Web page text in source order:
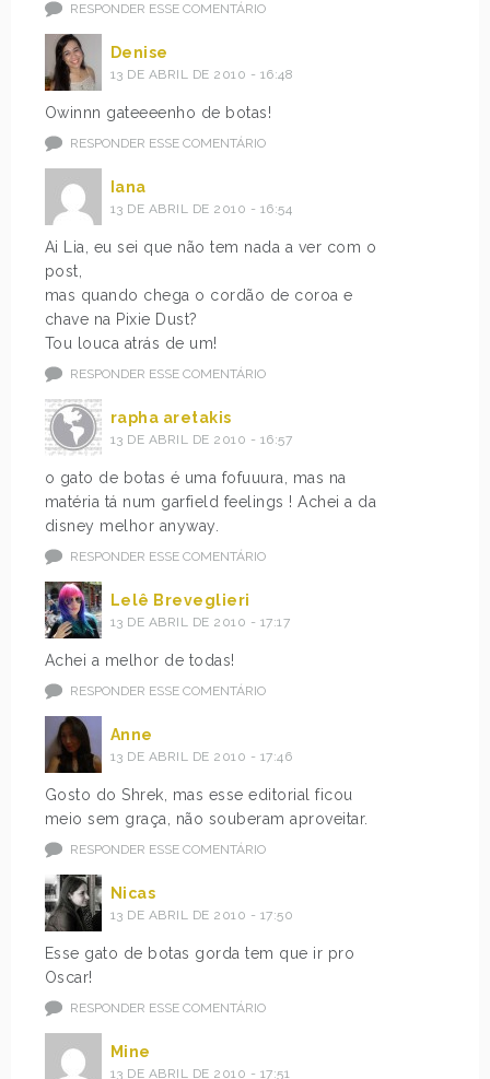
RESPONDER ESSE COMENTÁRIO
Denise
13 DE ABRIL DE 2010 - 16:48
Owinnn gateeeenho de botas!
RESPONDER ESSE COMENTÁRIO
Iana
13 DE ABRIL DE 2010 - 16:54
Ai Lia, eu sei que não tem nada a ver com o
post,
mas quando chega o cordão de coroa e
chave na Pixie Dust?
Tou louca atrás de um!
RESPONDER ESSE COMENTÁRIO
rapha aretakis
13 DE ABRIL DE 2010 - 16:57
o gato de botas é uma fofuuura, mas na
matéria tá num garfield feelings ! Achei a da
disney melhor anyway.
RESPONDER ESSE COMENTÁRIO
Lelê Breveglieri
13 DE ABRIL DE 2010 - 17:17
Achei a melhor de todas!
RESPONDER ESSE COMENTÁRIO
Anne
13 DE ABRIL DE 2010 - 17:46
Gosto do Shrek, mas esse editorial ficou
meio sem graça, não souberam aproveitar.
RESPONDER ESSE COMENTÁRIO
Nicas
13 DE ABRIL DE 2010 - 17:50
Esse gato de botas gorda tem que ir pro
Oscar!
RESPONDER ESSE COMENTÁRIO
Mine
13 DE ABRIL DE 2010 - 17:51